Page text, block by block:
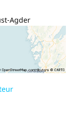
Agder